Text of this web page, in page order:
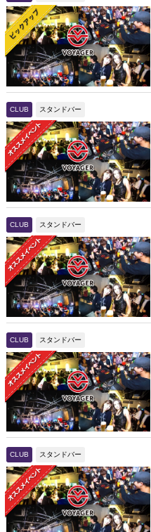
CLUB スタンドバー
CLUB スタンドバー
CLUB スタンドバー
CLUB スタンドバー